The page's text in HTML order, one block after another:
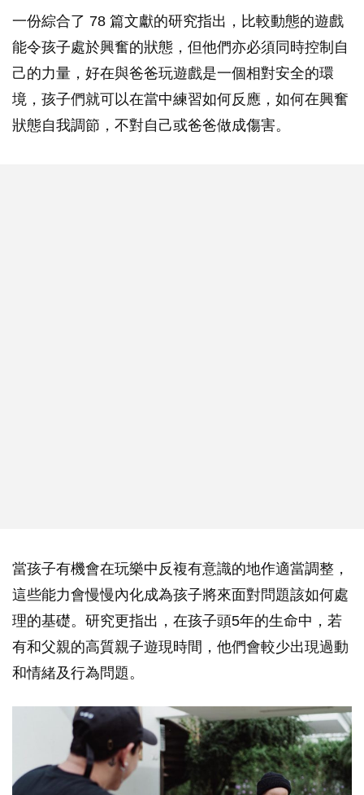
一份綜合了 78 篇文獻的研究指出，比較動態的遊戲
能令孩子處於興奮的狀態，但他們亦必須同時控制自
己的力量，好在與爸爸玩遊戲是一個相對安全的環
境，孩子們就可以在當中練習如何反應，如何在興奮
狀態自我調節，不對自己或爸爸做成傷害。
當孩子有機會在玩樂中反複有意識的地作適當調整，
這些能力會慢慢內化成為孩子將來面對問題該如何處
理的基礎。研究更指出，在孩子頭5年的生命中，若
有和父親的高質親子遊現時間，他們會較少出現過動
和情緒及行為問題。